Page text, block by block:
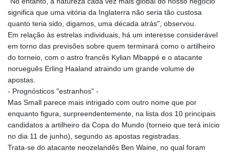
significa que uma vitória da Inglaterra não seria tão custosa
quanto teria sido, digamos, uma década atrás", observou.
Em relação às estrelas individuais, há um interesse considerável
em torno das previsões sobre quem terminará como o artilheiro
do torneio, com o astro francês Kylian Mbappé e o atacante
norueguês Erling Haaland atraindo um grande volume de
apostas.
- Prognósticos "estranhos" -
Mas Small parece mais intrigado com outro nome que por
enquanto figura, surpreendentemente, na lista dos 10 principais
candidatos a artilheiro da Copa do Mundo (torneio que terá início
no dia 11 de junho), segundo as apostas registradas.
Trata-se do atacante neozelandês Ben Waine, no qual foram